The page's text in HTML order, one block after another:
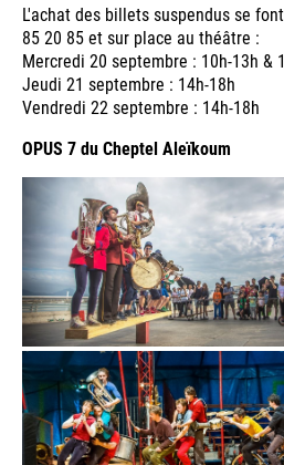
L'achat des billets suspendus se
85 20 85 et sur place au théâtre :
Mercredi 20 septembre : 10h-13h &
Jeudi 21 septembre : 14h-18h
Vendredi 22 septembre : 14h-18h
OPUS 7 du Cheptel Aleïkoum